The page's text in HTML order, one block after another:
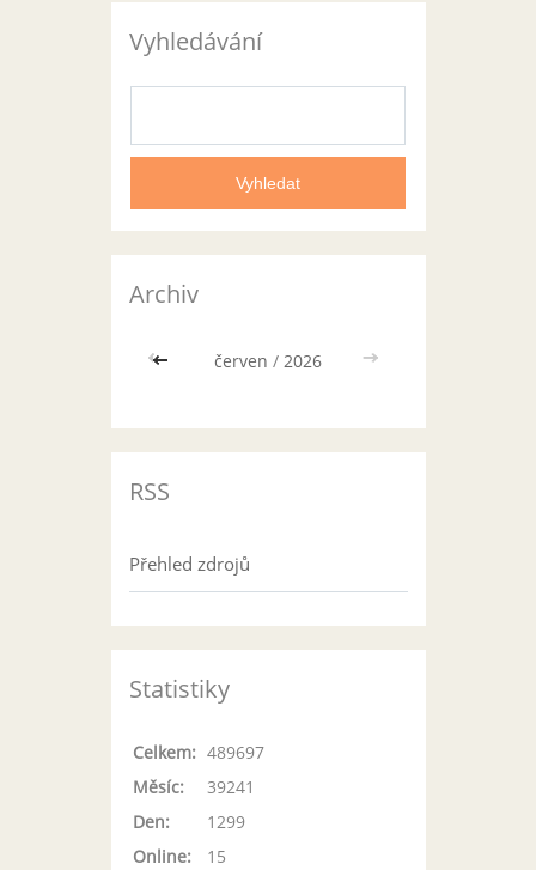
Vyhledávání
Archiv
<< červen / 2026 >>
RSS
Přehled zdrojů
Statistiky
Online: 15
Celkem: 489697
Měsíc:
39241
Den:
1299